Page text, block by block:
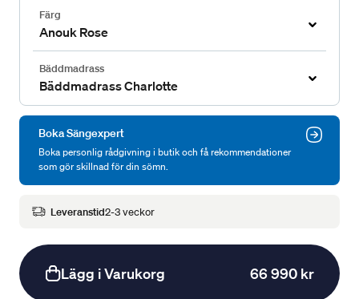
Färg
Anouk Rose
Bäddmadrass
Bäddmadrass Charlotte
Boka Sängexpert
Boka personlig rådgivning i butik och få rekommendationer
som gör skillnad för din sömn.
Leveranstid2-3 veckor
Lägg i Varukorg 66 990 kr